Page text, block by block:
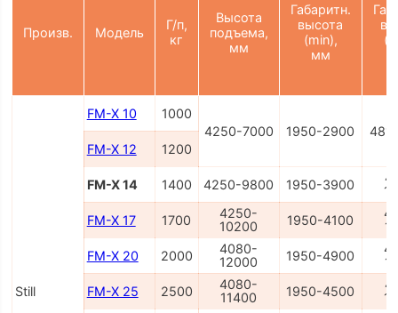
Произв. Модель
Г/п,
кг
Высота
подъема,
мм
Габаритн.
высота
(min),
мм
Still
FM-X 10
1000
4250-7000
1950-2900
FM-X 12
1200
FM-X 14 1400 4250-9800 1950-3900
FM-X 17
1700
4250-
10200
1950-4100
FM-X 20
2000
4080-
12000
1950-4900
FM-X 25
2500
4080-
11400
1950-4500